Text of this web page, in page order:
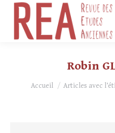
Robin
Vous êtes ici :
Accueil Articles avec